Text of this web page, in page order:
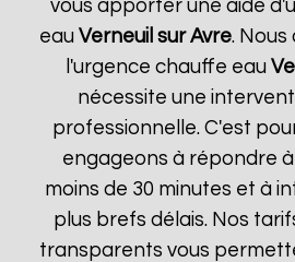
vous apporter une aide
eau Verneuil sur Avre.
l'urgence chauffe eau
nécessite une
professionnelle. C'est
engageons à répondre
moins de 30 minutes et à
plus brefs délais. Nos
transparents vous